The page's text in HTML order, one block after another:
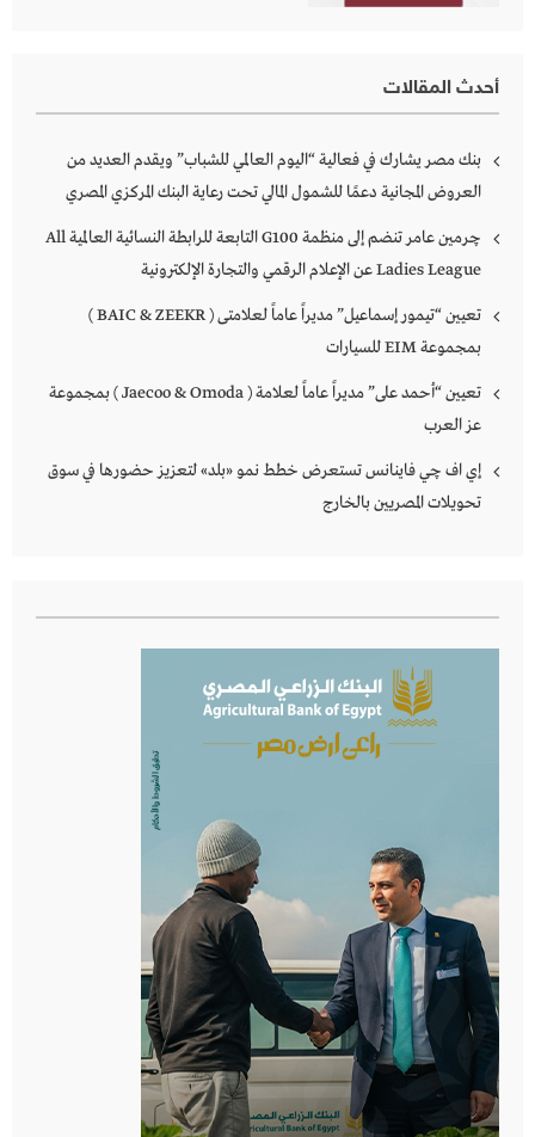
أحدث المقالات
بنك مصر يشارك في فعالية “اليوم العالمي للشباب” ويقدم العديد من
العروض المجانية دعمًا للشمول المالي تحت رعاية البنك المركزي المصري
چرمين عامر تنضم إلى منظمة G100 التابعة للرابطة النسائية العالمية All
Ladies League عن الإعلام الرقمي والتجارة الإلكترونية
تعيين “تيمور إسماعيل” مديراً عاماً لعلامتى ( BAIC & ZEEKR )
بمجموعة EIM للسيارات
تعيين “أحمد على” مديراً عاماً لعلامة ( Jaecoo & Omoda ) بمجموعة
عز العرب
إي اف چي فاينانس تستعرض خطط نمو «بلد» لتعزيز حضورها في سوق
تحويلات المصريين بالخارج